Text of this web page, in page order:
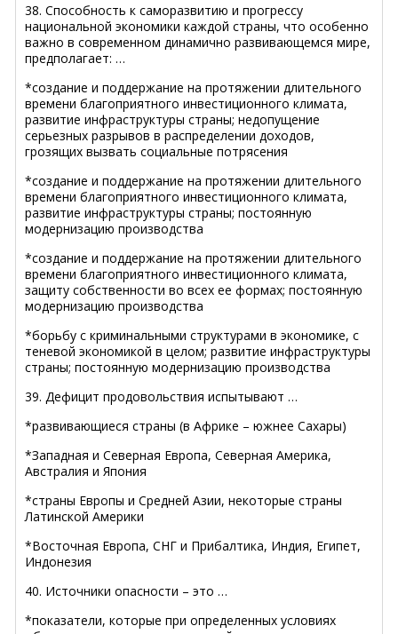
38. Способность к саморазвитию и прогрессу
национальной экономики каждой страны, что особенно
важно в современном динамично развивающемся мире,
предполагает: …
*создание и поддержание на протяжении длительного
времени благоприятного инвестиционного климата,
развитие инфраструктуры страны; недопущение
серьезных разрывов в распределении доходов,
грозящих вызвать социальные потрясения
*создание и поддержание на протяжении длительного
времени благоприятного инвестиционного климата,
развитие инфраструктуры страны; постоянную
модернизацию производства
*создание и поддержание на протяжении длительного
времени благоприятного инвестиционного климата,
защиту собственности во всех ее формах; постоянную
модернизацию производства
*борьбу с криминальными структурами в экономике, с
теневой экономикой в целом; развитие инфраструктуры
страны; постоянную модернизацию производства
39. Дефицит продовольствия испытывают …
*развивающиеся страны (в Африке – южнее Сахары)
*Западная и Северная Европа, Северная Америка,
Австралия и Япония
*страны Европы и Средней Азии, некоторые страны
Латинской Америки
*Восточная Европа, СНГ и Прибалтика, Индия, Египет,
Индонезия
40. Источники опасности – это …
*показатели, которые при определенных условиях